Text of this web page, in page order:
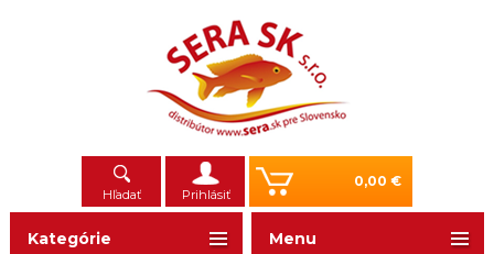
Hľadať Prihlásiť
0,00 €
Kategórie Menu